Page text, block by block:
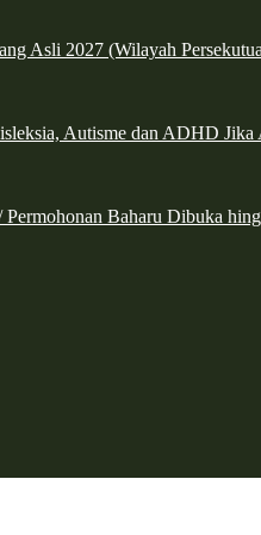
Asli 2027 (Wilayah
Autisme dan ADHD Jika
Permohonan Baharu Dibuka